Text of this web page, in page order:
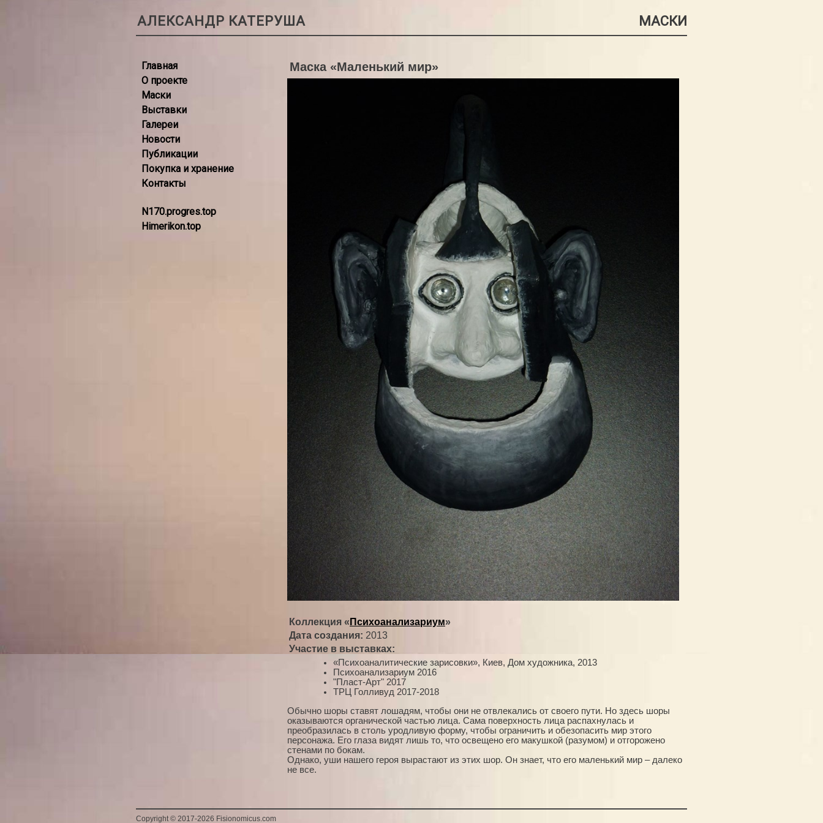
АЛЕКСАНДР КАТЕРУША МАСКИ
Главная
О проекте
Маски
Выставки
Галереи
Новости
Публикации
Покупка и хранение
Контакты
N170.progres.top
Himerikon.top
Маска «Маленький мир»
Коллекция « Психоанализариум»
Дата создания: 2013
Участие в выставках:
«Психоаналитические зарисовки», Киев, Дом художника, 2013
Психоанализариум 2016
"Пласт-Арт" 2017
ТРЦ Голливуд 2017-2018
Обычно шоры ставят лошадям, чтобы они не отвлекались от своего пути. Но здесь шоры
оказываются органической частью лица. Сама поверхность лица распахнулась и
преобразилась в столь уродливую форму, чтобы ограничить и обезопасить мир этого
персонажа. Его глаза видят лишь то, что освещено его макушкой (разумом) и отгорожено
стенами по бокам.
Однако, уши нашего героя вырастают из этих шор. Он знает, что его маленький мир – далеко
не все.
Copyright © 2017-2026 Fisionomicus.com